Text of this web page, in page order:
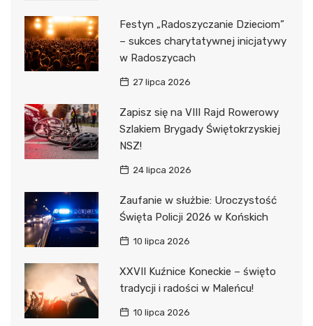
Festyn „Radoszyczanie Dzieciom”
– sukces charytatywnej inicjatywy
w Radoszycach
27 lipca 2026
Zapisz się na VIII Rajd Rowerowy
Szlakiem Brygady Świętokrzyskiej
NSZ!
24 lipca 2026
Zaufanie w służbie: Uroczystość
Święta Policji 2026 w Końskich
10 lipca 2026
XXVII Kuźnice Koneckie – święto
tradycji i radości w Maleńcu!
10 lipca 2026